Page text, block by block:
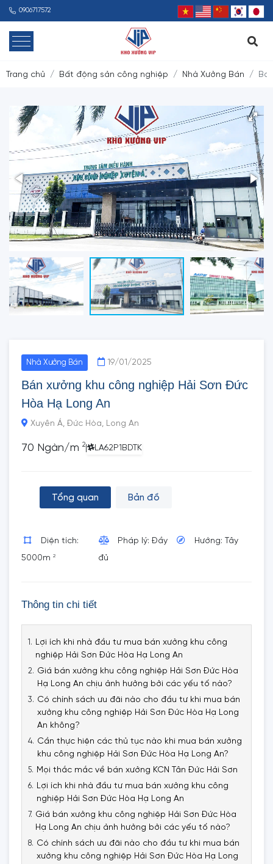
0906717572
Trang chủ Bất động sản công nghiệp Nhà Xưởng Bán
Nhà Xưởng Bán 19/01/2025
Bán xưởng khu công nghiệp Hải Sơn Đức
Hòa Hạ Long An
Xuyên Á, Đức Hòa, Long An
70 Ngàn/m 2 LA62P1BDTK
Tổng quan Bản đồ
Diện tích:
5000m 2
Pháp lý: Đầy
đủ
Hướng: Tây
Thông tin chi tiết
Lợi ích khi nhà đầu tư mua bán xưởng khu công
nghiệp Hải Sơn Đức Hòa Hạ Long An
Giá bán xưởng khu công nghiệp Hải Sơn Đức Hòa
Hạ Long An chịu ảnh hưởng bởi các yếu tố nào?
Có chính sách ưu đãi nào cho đầu tư khi mua bán
xưởng khu công nghiệp Hải Sơn Đức Hòa Hạ Long
An không?
Cần thực hiện các thủ tục nào khi mua bán xưởng
khu công nghiệp Hải Sơn Đức Hòa Hạ Long An?
Mọi thắc mắc về bán xưởng KCN Tân Đức Hải Sơn
Lợi ích khi nhà đầu tư mua bán xưởng khu công
nghiệp Hải Sơn Đức Hòa Hạ Long An
Giá bán xưởng khu công nghiệp Hải Sơn Đức Hòa
Hạ Long An chịu ảnh hưởng bởi các yếu tố nào?
Có chính sách ưu đãi nào cho đầu tư khi mua bán
xưởng khu công nghiệp Hải Sơn Đức Hòa Hạ Long